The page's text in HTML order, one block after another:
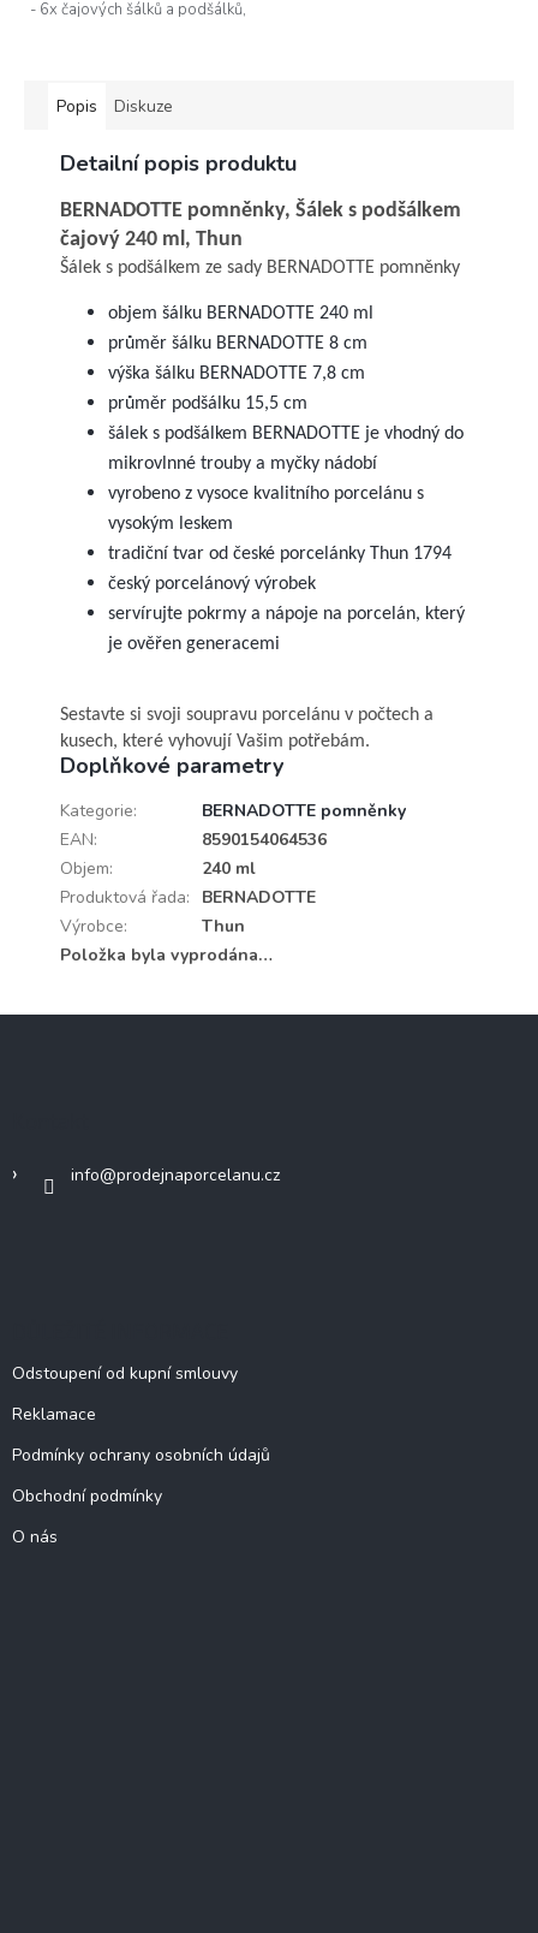
- 6x čajových šálků a podšálků,
Popis Diskuze
Detailní popis produktu
BERNADOTTE pomněnky, Šálek s podšálkem
čajový 240 ml, Thun
Šálek s podšálkem ze sady BERNADOTTE pomněnky
objem šálku BERNADOTTE 240 ml
průměr šálku BERNADOTTE 8 cm
výška šálku BERNADOTTE 7,8 cm
průměr podšálku 15,5 cm
šálek s podšálkem BERNADOTTE je vhodný do
mikrovlnné trouby a myčky nádobí
vyrobeno z vysoce kvalitního porcelánu s
vysokým leskem
tradiční tvar od české porcelánky Thun 1794
český porcelánový výrobek
servírujte pokrmy a nápoje na porcelán, který
je ověřen generacemi
Sestavte si svoji soupravu porcelánu v počtech a
kusech, které vyhovují Vašim potřebám.
Doplňkové parametry
Kategorie:
BERNADOTTE pomněnky
EAN:
8590154064536
Objem:
240 ml
Produktová řada:
BERNADOTTE
Výrobce:
Thun
Položka byla vyprodána…
info@prodejnaporcelanu.cz
Odstoupení od kupní smlouvy
Reklamace
Podmínky ochrany osobních údajů
Obchodní podmínky
O nás